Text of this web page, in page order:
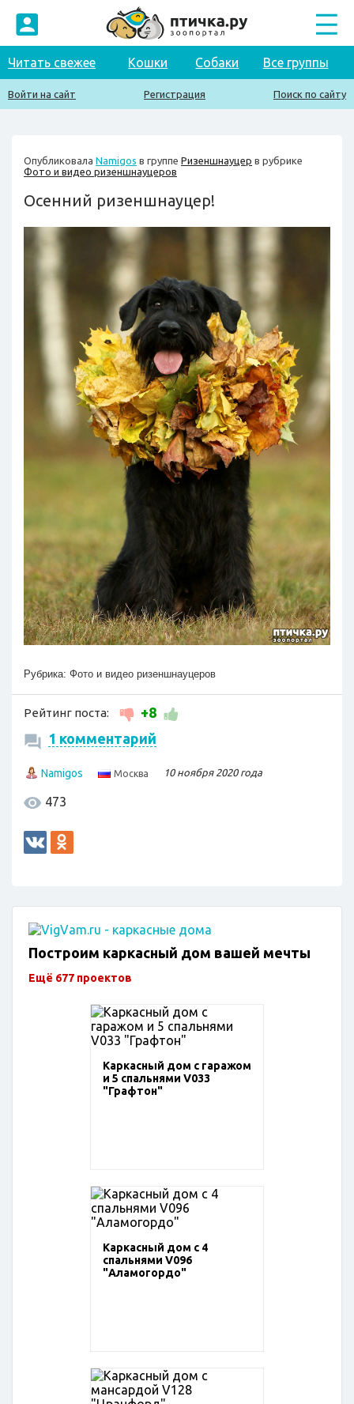
Читать свежее Кошки Собаки Все группы
Войти на сайт Регистрация Поиск по сайту
Опубликовала Namigos в группе Ризеншнауцер в рубрике
Фото и видео ризеншнауцеров
Осенний ризеншнауцер!
Рубрика: Фото и видео ризеншнауцеров
Рейтинг поста:
+8
1 комментарий
Namigos Москва 10 ноября 2020 года
473
Построим каркасный дом вашей мечты
Ещё 677 проектов
Каркасный дом с гаражом
и 5 спальнями V033
"Графтон"
Каркасный дом с 4
спальнями V096
"Аламогордо"